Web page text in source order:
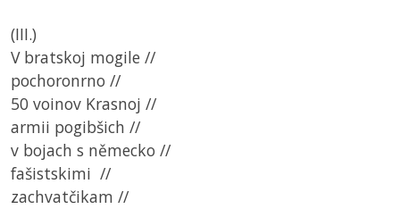
(III.)
V bratskoj mogile //
pochoronrno //
50 voinov Krasnoj //
armii pogibšich //
v bojach s německo //
fašistskimi //
zachvatčikam //